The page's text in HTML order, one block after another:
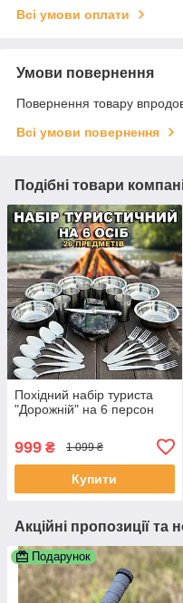
Всі умови оплати
Умови повернення
Повернення товару
Всі умови повернення
Подібні товари
Похідний набір туриста
"Дорожній" на 6 персон
999 ₴ 1 099 ₴
Купити
Акційні пропозиції та
Подарунок